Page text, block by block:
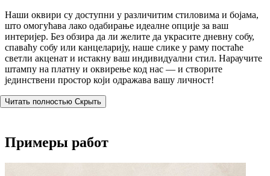
Наши оквири су доступни у различитим стиловима и бојама,
што омогућава лако одабирање идеалне опције за ваш
интеријер. Без обзира да ли желите да украсите дневну собу,
спаваћу собу или канцеларију, наше слике у раму постаће
светли акценат и истакну ваш индивидуални стил. Нараучите
штампу на платну и оквирење код нас — и створите
јединствени простор који одражава вашу личност!
Читать полностью Скрыть
Примеры работ